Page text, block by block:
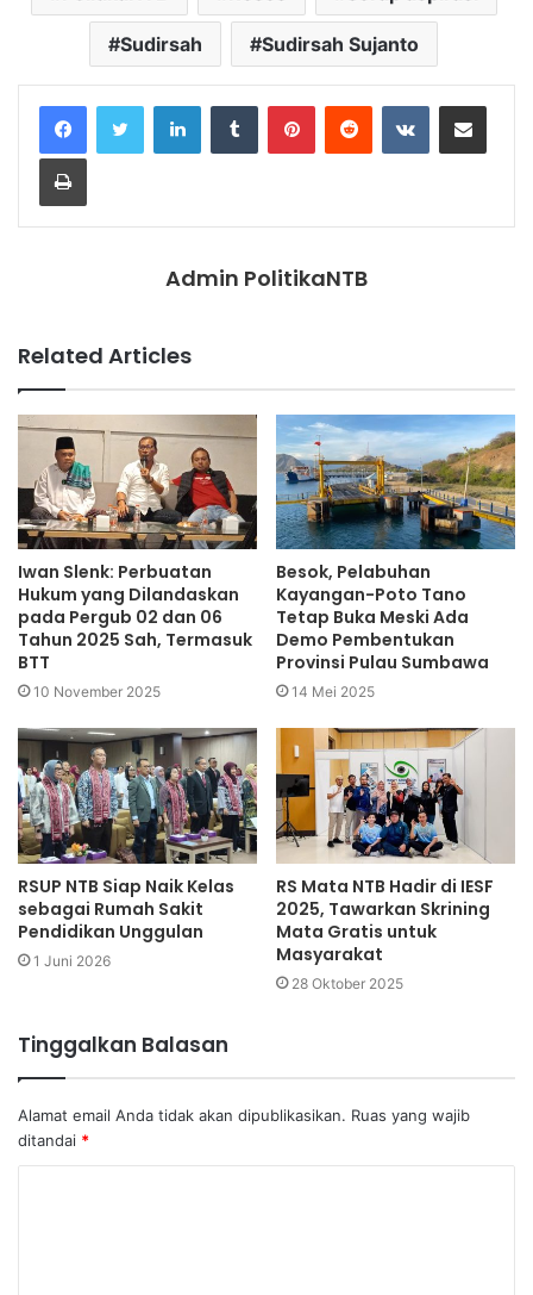
Sudirsah Sudirsah Sujanto
LinkedInTumblr PinterestReddit VKontakteShare via Email
Print
Admin PolitikaNTB
Related Articles
Iwan Slenk: Perbuatan
Hukum yang Dilandaskan
pada Pergub 02 dan 06
Tahun 2025 Sah, Termasuk
BTT
10 November 2025
Besok, Pelabuhan
Kayangan-Poto Tano
Tetap Buka Meski Ada
Demo Pembentukan
Provinsi Pulau Sumbawa
14 Mei 2025
RSUP NTB Siap Naik Kelas
sebagai Rumah Sakit
Pendidikan Unggulan
1 Juni 2026
RS Mata NTB Hadir di IESF
2025, Tawarkan Skrining
Mata Gratis untuk
Masyarakat
28 Oktober 2025
Tinggalkan Balasan
Alamat email Anda tidak akan dipublikasikan. Ruas yang wajib
ditandai *